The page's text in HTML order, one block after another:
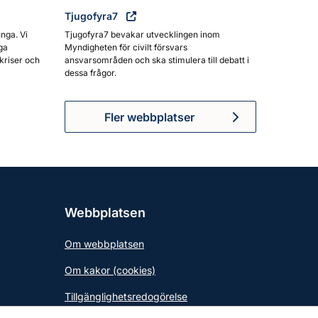
Vi
och
Tjugofyra7
Tjugofyra7 bevakar utvecklingen inom
Myndigheten för civilt försvars
ansvarsområden och ska stimulera till debatt i
dessa frågor.
Fler webbplatser
Webbplatsen
Om webbplatsen
Om kakor (cookies)
Tillgänglighetsredogörelse